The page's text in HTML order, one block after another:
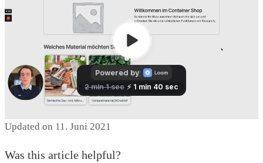
Updated on 11. Juni 2021
Was this article helpful?